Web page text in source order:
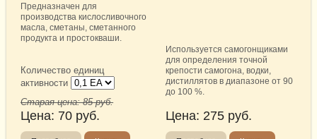
Предназначен для
производства кислосливочного
масла, сметаны, сметанного
продукта и простокваши.
Количество единиц
активности
Старая цена:85руб.
Цена: 70 руб.
Используется самогонщиками
для определения точной
крепости самогона, водки,
дистиллятов в диапазоне от 90
до 100 %.
Цена: 275 руб.